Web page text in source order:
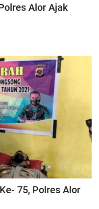
Alor Ajak
75, Polres Alor